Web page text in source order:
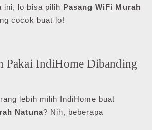
ini, lo bisa pilih Pasang WiFi Murah
cocok buat lo!
Pakai IndiHome Dibanding
lebih milih IndiHome buat
Natuna? Nih, beberapa